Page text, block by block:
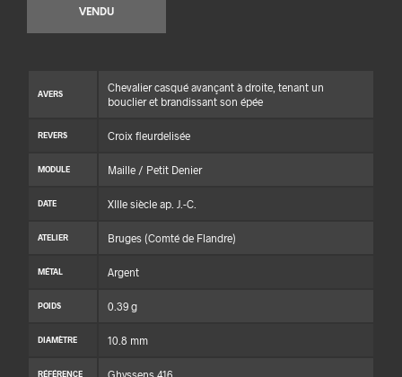
VENDU
AVERS
Chevalier casqué avançant à droite, tenant un
bouclier et brandissant son épée
REVERS Croix fleurdelisée
MODULE Maille / Petit Denier
DATE XIIIe siècle ap. J.-C.
ATELIER Bruges (Comté de Flandre)
MÉTAL Argent
POIDS 0.39 g
DIAMÈTRE 10.8 mm
RÉFÉRENCE Ghyssens 416